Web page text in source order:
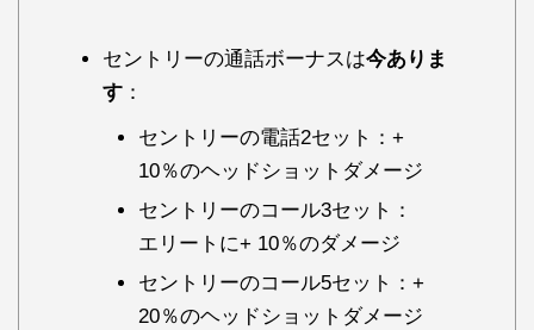
セントリーの通話ボーナスは今ありま
す ：
セントリーの電話2セット：+
10％のヘッドショットダメージ
セントリーのコール3セット：
エリートに+ 10％のダメージ
セントリーのコール5セット：+
20％のヘッドショットダメージ